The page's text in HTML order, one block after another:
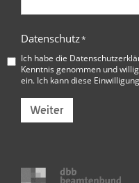
Datenschutz*
Ich habe die
Kenntnis genommen und
ein. Ich kann diese
Weiter